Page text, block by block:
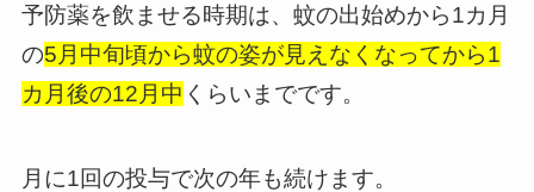
予防薬を飲ませる時期は、蚊の出始めから1カ月
の5月中旬頃から蚊の姿が見えなくなってから1
カ月後の12月中 くらいまでです。
月に1回の投与で次の年も続けます。